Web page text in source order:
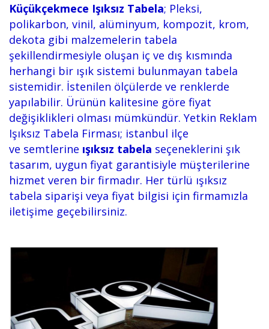
Küçükçekmece Işıksız Tabela; Pleksi,
polikarbon, vinil, alüminyum, kompozit, krom,
dekota gibi malzemelerin tabela
şekillendirmesiyle oluşan iç ve dış kısmında
herhangi bir ışık sistemi bulunmayan tabela
sistemidir. İstenilen ölçülerde ve renklerde
yapılabilir. Ürünün kalitesine göre fiyat
değişiklikleri olması mümkündür. Yetkin Reklam
Işıksız Tabela Firması; istanbul ilçe
ve semtlerine ışıksız tabela seçeneklerini şık
tasarım, uygun fiyat garantisiyle müşterilerine
hizmet veren bir firmadır. Her türlü ışıksız
tabela siparişi veya fiyat bilgisi için firmamızla
iletişime geçebilirsiniz.